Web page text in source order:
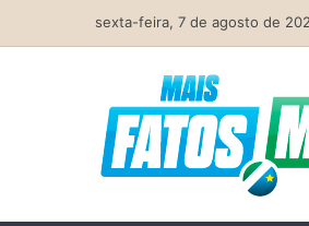
sexta-feira, 7 de agosto de